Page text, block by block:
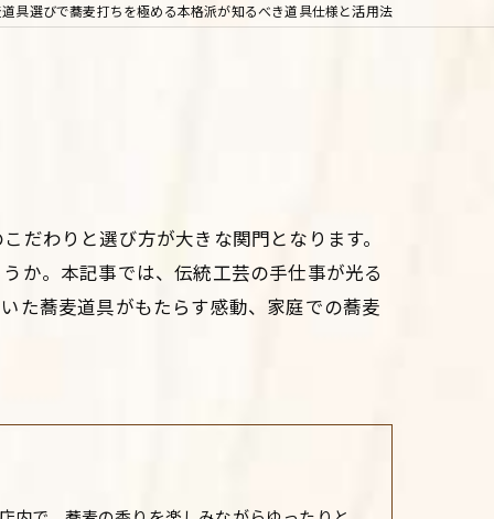
具選びで蕎麦打ちを極める本格派が知るべき道具仕様と活用法
だわりと選び方が大きな関門となります。
か。本記事では、伝統工芸の手仕事が光る
た蕎麦道具がもたらす感動、家庭での蕎麦